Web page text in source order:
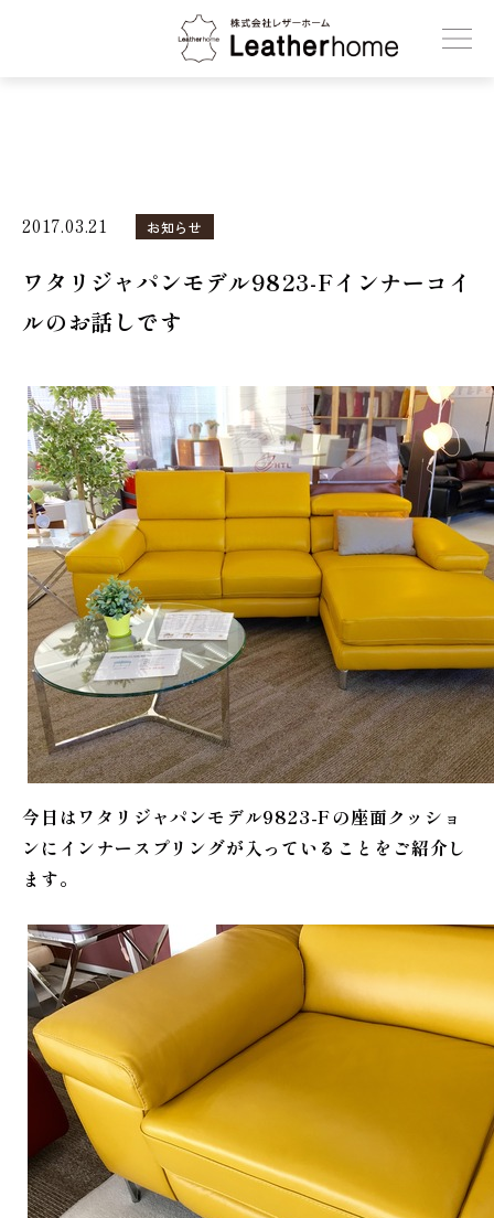
株式会社レザーホーム
2017.03.21 お知らせ
ワタリジャパンモデル9823-Fインナーコイ
ルのお話しです
今日はワタリジャパンモデル9823-Fの座面クッショ
ンにインナースプリングが入っていることをご紹介し
ます。